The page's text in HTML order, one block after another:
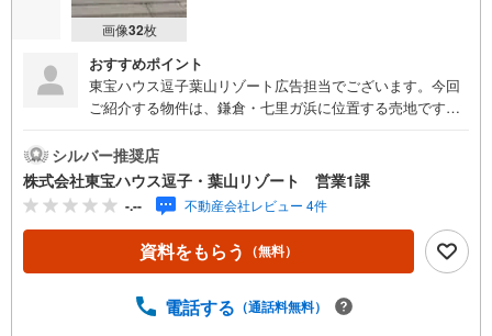
画像32枚
おすすめポイント
東宝ハウス逗子葉山リゾート広告担当でございます。今回
ご紹介する物件は、鎌倉・七里ガ浜に位置する売地です！
便性も魅力となっております 《東宝ハウス逗子葉山リゾー
ト》私たちは、この地域に特化した不動産仲介を通じて、
皆さまが理想とする暮らしを実現するお手伝いをしていま
す。住まい選びは、単に「家を買う・借りる」ことではな
く、「どんな人生を送りたいか」を考える大切なプロセス
です。逗子・葉山には、海を望む戸建て、緑豊かな住宅
ます。地域の雰囲気や暮らし方、コミュニティの魅力ま
シルバー推奨店
株式会社東宝ハウス逗子・葉山リゾート 営業1課
-.-- 不動産会社レビュー 4件
資料をもらう （無料）
電話する （通話料無料）